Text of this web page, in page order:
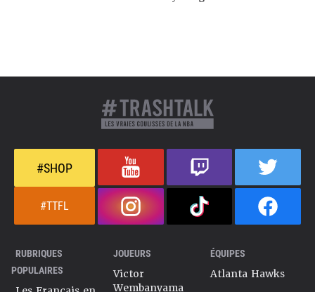
#SHOP
#TTFL
RUBRIQUES
POPULAIRES
JOUEURS
Victor
Wembanyama
ÉQUIPES
Atlanta Hawks